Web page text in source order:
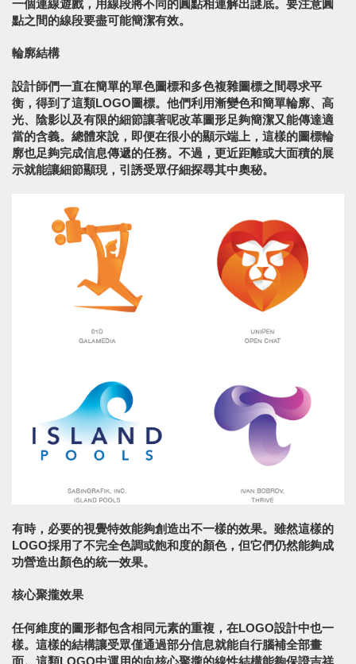
一個連線遊戲，用線段將不同的圓點相連解出謎底。要注意圓
點之間的線段要盡可能簡潔有效。
輪廓結構
設計師們一直在簡單的單色圖標和多色複雜圖標之間尋求平
衡，得到了這類LOGO圖標。他們利用漸變色和簡單輪廓、高
光、陰影以及有限的細節讓著呢改革圖形足夠簡潔又能傳達適
當的含義。總體來說，即便在很小的顯示端上，這樣的圖標輪
廓也足夠完成信息傳遞的任務。不過，更近距離或大面積的展
示就能讓細節顯現，引誘受眾仔細探尋其中奧秘。
有時，必要的視覺特效能夠創造出不一樣的效果。雖然這樣的
LOGO採用了不完全色調或飽和度的顏色，但它們仍然能夠成
功營造出顏色的統一效果。
核心聚攏效果
任何維度的圖形都包含相同元素的重複，在LOGO設計中也一
樣。這樣的結構讓受眾僅通過部分信息就能自行腦補全部畫
面。這類LOGO中運用的向核心聚攏的線性結構能夠保證吉祥